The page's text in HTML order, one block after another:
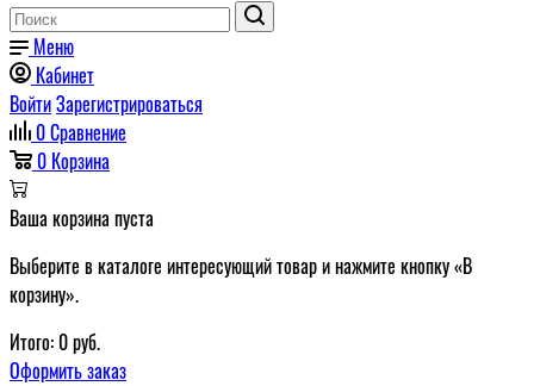
Меню
Кабинет
ВойтиЗарегистрироваться
0Сравнение
0 Корзина
Ваша корзина пуста
Выберите в каталоге интересующий товар и нажмите кнопку «В
корзину».
Итого: 0руб.
Оформить заказ